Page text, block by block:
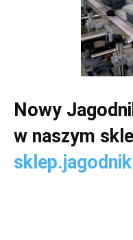
Nowy
w naszym